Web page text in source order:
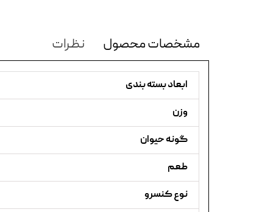
مشخصات محصول نظرات
ابعاد بسته بندی
وزن
گونه حیوان
طعم
نوع کنسرو